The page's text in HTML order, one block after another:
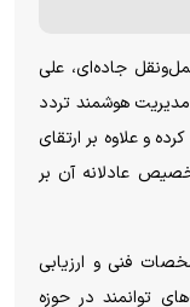
جاده‌ای، علی
هوشمند تردد
و علاوه بر ارتقای
عادلانه آن بر
فنی و ارزیابی
توانمند در حوزه